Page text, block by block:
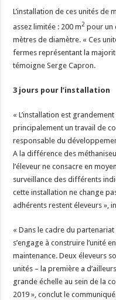
L’installation de ces unités
assez limitée : 200 m2 pour un
mètres de diamètre. « Ces
fermes représentant la
témoigne Serge Capron.
3 jours pour l’installation
« L’installation est
principalement un travail de
responsable du
A la différence des
l’éleveur ne consacre en
surveillance des différents
cette installation ne change
adhérents restent éleveurs »,
« Dans le cadre du
s’engage à construire l’unité
maintenance. Deux éleveurs
unités – la première a
grande échelle au sein de la
2019 », conclut le